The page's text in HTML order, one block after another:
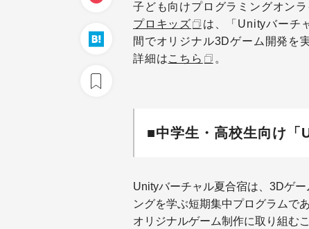
子ども向けプログラミングオン
プロキッズ
は、「Unityバーチ
間でオリジナル3Dゲーム開発を
詳細はこちら 。
■中学生・高校生向け
Unityバーチャル夏合宿は、3Dゲ
ングを学ぶ短期集中プログラムで
オリジナルゲーム制作に取り組む